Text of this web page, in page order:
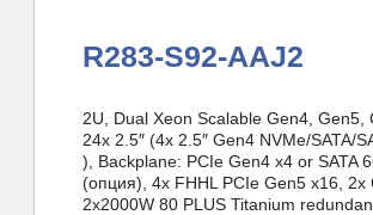
R283-S92-AAJ2
2U, Dual Xeon Scalable Gen4, Gen5,
24x 2.5″ (4x 2.5″ Gen4 NVMe/SATA/
), Backplane: PCIe Gen4 x4 or SATA
(опция), 4x FHHL PCIe Gen5 x16,
2x2000W 80 PLUS Titanium